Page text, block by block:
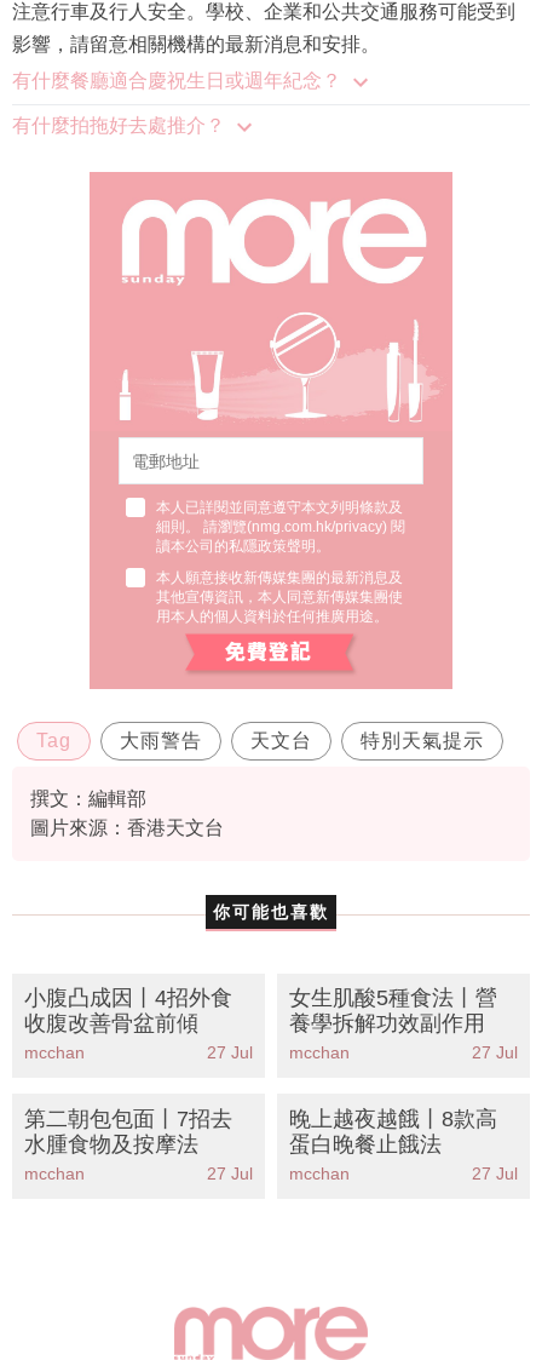
注意行車及行人安全。學校、企業和公共交通服務可能受到
影響，請留意相關機構的最新消息和安排。
有什麼餐廳適合慶祝生日或週年紀念？
有什麼拍拖好去處推介？
本人已詳閱並同意遵守本文列明條款及
細則。 請瀏覽(nmg.com.hk/privacy) 閱
讀本公司的私隱政策聲明。
本人願意接收新傳媒集團的最新消息及
其他宣傳資訊，本人同意新傳媒集團使
用本人的個人資料於任何推廣用途。
Tag 大雨警告 天文台 特別天氣提示
撰文：編輯部
圖片來源：香港天文台
你可能也喜歡
小腹凸成因丨4招外食
收腹改善骨盆前傾
mcchan 27 Jul
女生肌酸5種食法丨營
養學拆解功效副作用
mcchan 27 Jul
第二朝包包面丨7招去
水腫食物及按摩法
mcchan 27 Jul
晚上越夜越餓丨8款高
蛋白晚餐止餓法
mcchan 27 Jul